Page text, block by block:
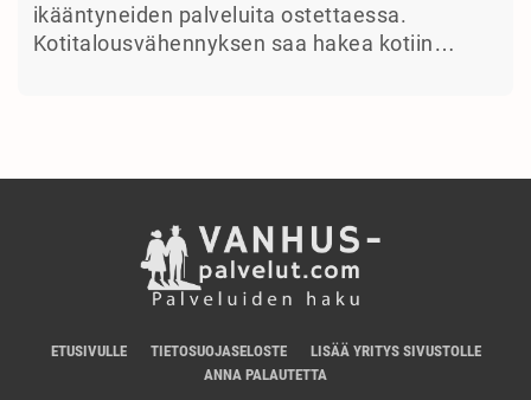
ikääntyneiden palveluita ostettaessa.
Kotitalousvähennyksen saa hakea kotiin…
ETUSIVULLE TIETOSUOJASELOSTE
LISÄÄ YRITYS SIVUSTOLLE
ANNA PALAUTETTA